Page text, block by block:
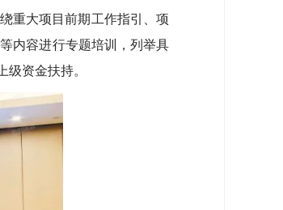
重大项目前期工作指引、项
内容进行专题培训，列举具
资金扶持。